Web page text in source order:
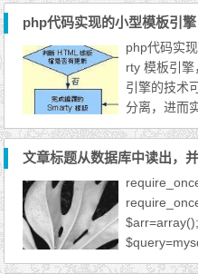
就是要使
员改变程序
页面设计，
程序的程序
尤为重要。
php代码实现的小型模板引擎
php代码实
rty 模板引
引擎的技术
分离，进而
影响，对于
现视图与控
件，使网页
一个老牌的
在使用，从
核心代码原
$arr=array();
er by id